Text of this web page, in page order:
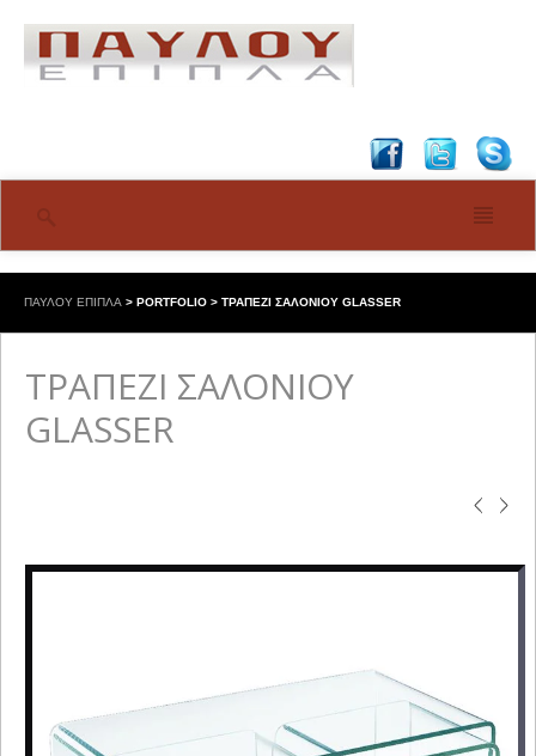
ΠΑΥΛΟΥ ΕΠΙΠΛΑ > PORTFOLIO > ΤΡΑΠΕΖΙ ΣΑΛΟΝΙΟΥ GLASSER
ΤΡΑΠΕΖΙ ΣΑΛΟΝΙΟΥ
GLASSER